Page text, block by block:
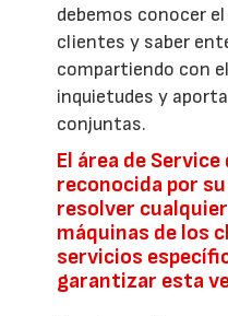
debemos conocer
clientes y saber
compartiendo con
inquietudes y
conjuntas.
El área de Service
reconocida por
resolver
máquinas de los
servicios
garantizar esta